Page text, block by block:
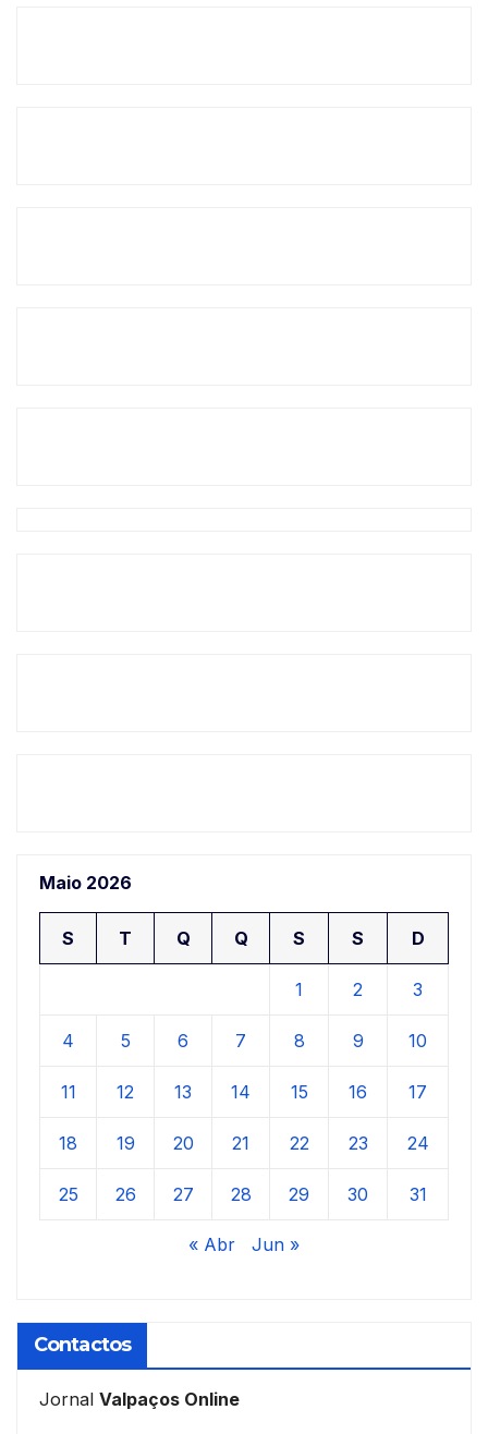
Maio 2026
S T Q Q S S D
1 2 3
4 5 6 7 8 9 10
11 12 13 14 15 16 17
18 19 20 21 22 23 24
25 26 27 28 29 30 31
« Abr Jun »
Contactos
Jornal Valpaços Online